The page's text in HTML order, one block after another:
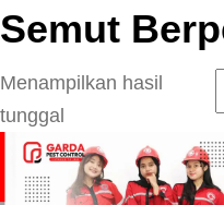
Semut
Menampilkan hasil
tunggal